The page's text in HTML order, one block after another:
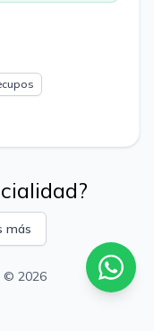
más
© 2026